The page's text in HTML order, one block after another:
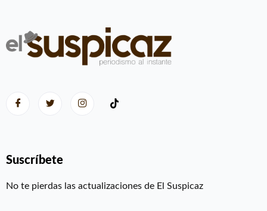
Suscríbete
No te pierdas las actualizaciones de El Suspicaz